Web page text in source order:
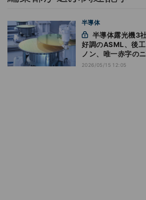
半導体
好調のASML、後
ノン、唯一赤字の
2026/05/15 12:05